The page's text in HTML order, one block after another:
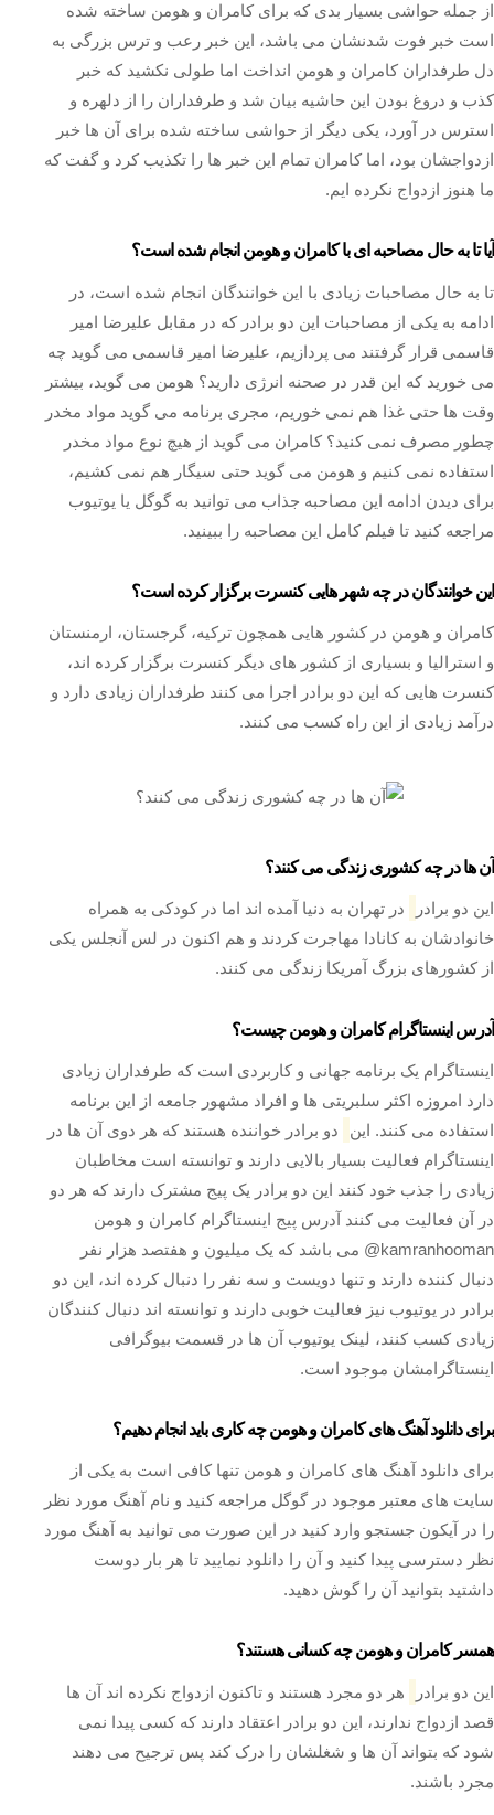
از جمله حواشی بسیار بدی که برای کامران و هومن ساخته شده
است خبر فوت شدنشان می باشد، این خبر رعب و ترس بزرگی به
دل طرفداران کامران و هومن انداخت اما طولی نکشید که خبر
کذب و دروغ بودن این حاشیه بیان شد و طرفداران را از دلهره و
استرس در آورد، یکی دیگر از حواشی ساخته شده برای آن ها خبر
ازدواجشان بود، اما کامران تمام این خبر ها را تکذیب کرد و گفت که
ما هنوز ازدواج نکرده ایم.
آیا تا به حال مصاحبه ای با کامران و هومن انجام شده است؟
تا به حال مصاحبات زیادی با این خوانندگان انجام شده است، در
ادامه به یکی از مصاحبات این دو برادر که در مقابل علیرضا امیر
قاسمی قرار گرفتند می پردازیم، علیرضا امیر قاسمی می گوید چه
می خورید که این قدر در صحنه انرژی دارید؟ هومن می گوید، بیشتر
وقت ها حتی غذا هم نمی خوریم، مجری برنامه می گوید مواد مخدر
چطور مصرف نمی کنید؟ کامران می گوید از هیچ نوع مواد مخدر
استفاده نمی کنیم و هومن می گوید حتی سیگار هم نمی کشیم،
برای دیدن ادامه این مصاحبه جذاب می توانید به گوگل یا یوتیوب
مراجعه کنید تا فیلم کامل این مصاحبه را ببینید.
این خوانندگان در چه شهر هایی کنسرت برگزار کرده است؟
کامران و هومن در کشور هایی همچون ترکیه، گرجستان، ارمنستان
و استرالیا و بسیاری از کشور های دیگر کنسرت برگزار کرده اند،
کنسرت هایی که این دو برادر اجرا می‌ کنند طرفداران زیادی دارد و
درآمد زیادی از این راه کسب می‌ کنند.
آن ها در چه کشوری زندگی می کنند؟
این دو برادر
در تهران به دنیا آمده اند اما در کودکی به همراه
خانوادشان به کانادا مهاجرت کردند و هم اکنون در لس آنجلس یکی
از کشورهای بزرگ آمریکا زندگی می کنند.
آدرس اینستاگرام کامران و هومن چیست؟
اینستاگرام یک برنامه جهانی و کاربردی است که طرفداران زیادی
دارد امروزه اکثر سلبریتی ها و افراد مشهور جامعه از این برنامه
استفاده می‌ کنند. این
دو برادر خواننده هستند که هر دوی آن ها در
اینستاگرام فعالیت بسیار بالایی دارند و توانسته است مخاطبان
زیادی را جذب خود کنند این دو برادر یک پیج مشترک دارند که هر دو
در آن فعالیت می‌ کنند آدرس پیج اینستاگرام کامران و هومن
kamranhooman@ می باشد که یک میلیون و هفتصد هزار نفر
دنبال کننده دارند و تنها دویست و سه نفر را دنبال کرده اند، این دو
برادر در یوتیوب نیز فعالیت خوبی دارند و توانسته اند دنبال کنندگان
زیادی کسب کنند، لینک یوتیوب آن ها در قسمت بیوگرافی
اینستاگرامشان موجود است.
برای دانلود آهنگ های کامران و هومن چه کاری باید انجام دهیم؟
برای دانلود آهنگ های کامران و هومن تنها کافی است به یکی از
سایت های معتبر موجود در گوگل مراجعه کنید و نام آهنگ مورد نظر
را در آیکون جستجو وارد کنید در این صورت می توانید به آهنگ مورد
نظر دسترسی پیدا کنید و آن را دانلود نمایید تا هر بار دوست
داشتید بتوانید آن را گوش دهید.
همسر کامران و هومن چه کسانی هستند؟
این دو برادر
هر دو مجرد هستند و تاکنون ازدواج نکرده اند آن ها
قصد ازدواج ندارند، این دو برادر اعتقاد دارند که کسی پیدا نمی
شود که بتواند آن ها و شغلشان را درک کند پس ترجیح می دهند
مجرد باشند.